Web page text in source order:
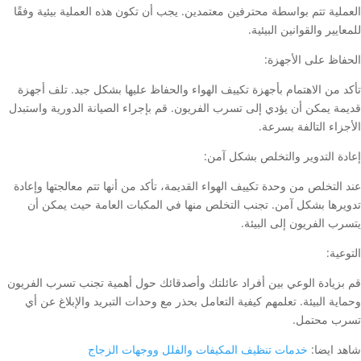
العملية تتم بواسطة محترفين معتمدين. يجب أن تكون هذه العملية بيئية وفقًا
للمعايير والقوانين البيئية.
الحفاظ على الأجهزة:
تأكد من الاهتمام بأجهزة تكييف الهواء والحفاظ عليها بشكل جيد. تلف أجهزة
قديمة يمكن أن يؤدي إلى تسرب الفريون. قم بإجراء الصيانة الدورية واستبدل
الأجزاء التالفة بسرعة.
إعادة التدوير والتخلص بشكل آمن:
عند التخلص من وحدة تكييف الهواء القديمة، تأكد من أنها تتم معالجتها وإعادة
تدويرها بشكل آمن. تجنب التخلص منها في المكبات العامة حيث يمكن أن
يتسرب الفريون إلى البيئة.
التوعية:
قم بزيادة الوعي بين أفراد عائلتك وأصدقائك حول أهمية تجنب تسرب الفريون
وحماية البيئة. تعلمهم كيفية التعامل بحذر مع وحدات التبريد والإبلاغ عن أي
تسرب محتمل.
شاهد ايضا: خدمات تنظيف المكيفات والفلل ووجهات الزجاج